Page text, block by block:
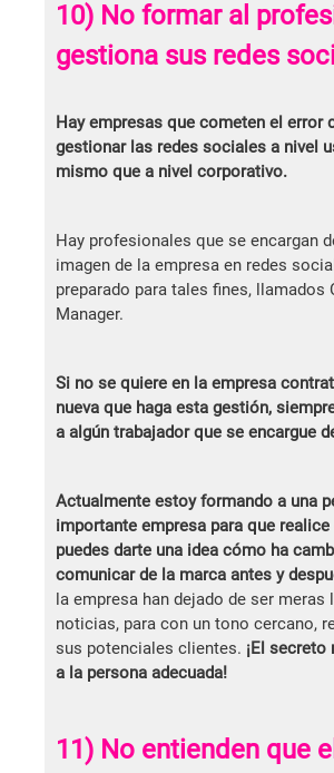
10) No formar al
gestiona sus redes
Hay empresas que cometen el error
gestionar las redes sociales a nivel
mismo que a nivel corporativo.
Hay profesionales que se encargan
imagen de la empresa en redes
preparado para tales fines, llamados
Manager.
Si no se quiere en la empresa
nueva que haga esta gestión,
a algún trabajador que se encargue
Actualmente estoy formando a una
importante empresa para que
puedes darte una idea cómo ha
comunicar de la marca antes y
la empresa han dejado de ser meras
noticias, para con un tono cercano,
sus potenciales clientes. ¡El secreto
a la persona adecuada!
11) No entienden que